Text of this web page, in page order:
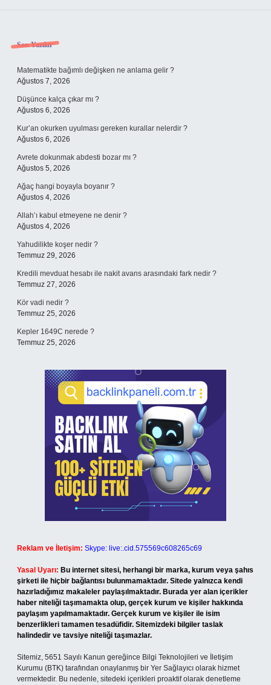
Sidebar
Son Yazılar
Matematikte bağımlı değişken ne anlama gelir ?
Ağustos 7, 2026
Düşünce kalça çıkar mı ?
Ağustos 6, 2026
Kur’an okurken uyulması gereken kurallar nelerdir ?
Ağustos 6, 2026
Avrete dokunmak abdesti bozar mı ?
Ağustos 5, 2026
Ağaç hangi boyayla boyanır ?
Ağustos 4, 2026
Allah’ı kabul etmeyene ne denir ?
Ağustos 4, 2026
Yahudilikte koşer nedir ?
Temmuz 29, 2026
Kredili mevduat hesabı ile nakit avans arasındaki fark nedir ?
Temmuz 27, 2026
Kör vadi nedir ?
Temmuz 25, 2026
Kepler 1649C nerede ?
Temmuz 25, 2026
Reklam ve İletişim: Skype: live:.cid.575569c608265c69
Yasal Uyarı: Bu internet sitesi, herhangi bir marka, kurum veya şahıs
şirketi ile hiçbir bağlantısı bulunmamaktadır. Sitede yalnızca kendi
hazırladığımız makaleler paylaşılmaktadır. Burada yer alan içerikler
haber niteliği taşımamakta olup, gerçek kurum ve kişiler hakkında
paylaşım yapılmamaktadır. Gerçek kurum ve kişiler ile isim
benzerlikleri tamamen tesadüfidir. Sitemizdeki bilgiler taslak
halindedir ve tavsiye niteliği taşımazlar.
Sitemiz, 5651 Sayılı Kanun gereğince Bilgi Teknolojileri ve İletişim
Kurumu (BTK) tarafından onaylanmış bir Yer Sağlayıcı olarak hizmet
vermektedir. Bu nedenle, sitedeki içerikleri proaktif olarak denetleme